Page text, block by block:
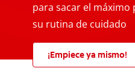
para sacar el máximo
su rutina de cuidado
¡Empiece ya mismo!